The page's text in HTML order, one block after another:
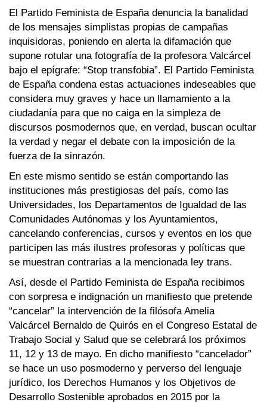
El Partido Feminista de España denuncia la banalidad
de los mensajes simplistas propias de campañas
inquisidoras, poniendo en alerta la difamación que
supone rotular una fotografía de la profesora Valcárcel
bajo el epígrafe: “Stop transfobia”. El Partido Feminista
de España condena estas actuaciones indeseables que
considera muy graves y hace un llamamiento a la
ciudadanía para que no caiga en la simpleza de
discursos posmodernos que, en verdad, buscan ocultar
la verdad y negar el debate con la imposición de la
fuerza de la sinrazón.
En este mismo sentido se están comportando las
instituciones más prestigiosas del país, como las
Universidades, los Departamentos de Igualdad de las
Comunidades Autónomas y los Ayuntamientos,
cancelando conferencias, cursos y eventos en los que
participen las más ilustres profesoras y políticas que
se muestran contrarias a la mencionada ley trans.
Así, desde el Partido Feminista de España recibimos
con sorpresa e indignación un manifiesto que pretende
“cancelar” la intervención de la filósofa Amelia
Valcárcel Bernaldo de Quirós en el Congreso Estatal de
Trabajo Social y Salud que se celebrará los próximos
11, 12 y 13 de mayo. En dicho manifiesto “cancelador”
se hace un uso posmoderno y perverso del lenguaje
jurídico, los Derechos Humanos y los Objetivos de
Desarrollo Sostenible aprobados en 2015 por la